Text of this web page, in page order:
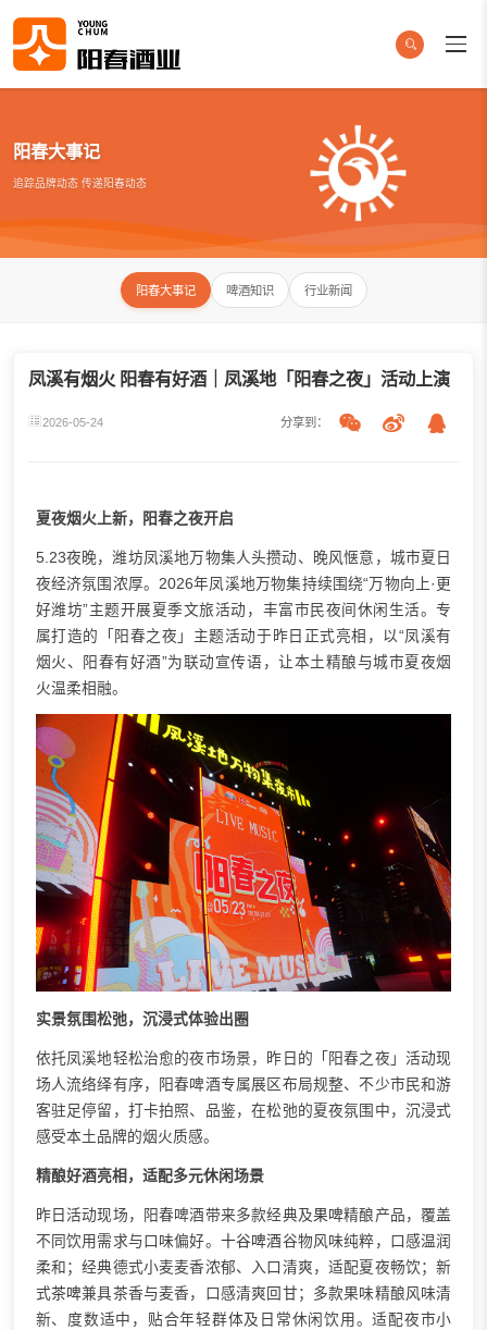
阳春大事记
追踪品牌动态 传递阳春动态
阳春大事记 啤酒知识 行业新闻
凤溪有烟火 阳春有好酒｜凤溪地「阳春之夜」活动上演
2026-05-24 分享到：
夏夜烟火上新，阳春之夜开启
5.23夜晚，潍坊凤溪地万物集人头攒动、晚风惬意，城市夏日
夜经济氛围浓厚。2026年凤溪地万物集持续围绕“万物向上·更
好潍坊”主题开展夏季文旅活动，丰富市民夜间休闲生活。专
属打造的「阳春之夜」主题活动于昨日正式亮相，以“凤溪有
烟火、阳春有好酒”为联动宣传语，让本土精酿与城市夏夜烟
火温柔相融。
实景氛围松弛，沉浸式体验出圈
依托凤溪地轻松治愈的夜市场景，昨日的「阳春之夜」活动现
场人流络绎有序，阳春啤酒专属展区布局规整、不少市民和游
客驻足停留，打卡拍照、品鉴，在松弛的夏夜氛围中，沉浸式
感受本土品牌的烟火质感。
精酿好酒亮相，适配多元休闲场景
昨日活动现场，阳春啤酒带来多款经典及果啤精酿产品，覆盖
不同饮用需求与口味偏好。 十谷啤酒谷物风味纯粹，口感温润
柔和；经典德式小麦麦香浓郁、入口清爽，适配夏夜畅饮；新
式茶啤兼具茶香与麦香，口感清爽回甘；多款果味精酿风味清
新、度数适中，贴合年轻群体及日常休闲饮用。适配夜市小